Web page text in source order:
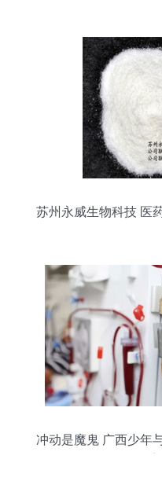
苏州永威生物科技 医
冲动是魔鬼 广西少年